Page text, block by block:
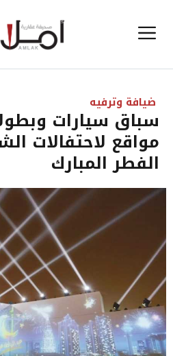
إلى القائمة
ضيافة وترفيه
مواقع لاحتفالات
الفطر المبارك